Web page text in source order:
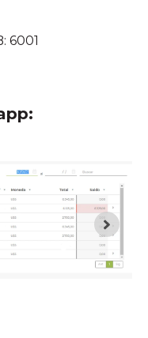
6001